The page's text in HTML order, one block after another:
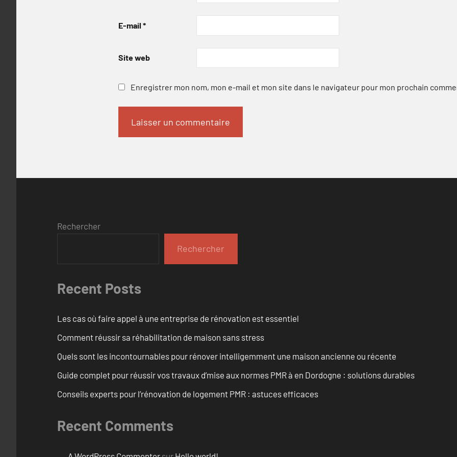
E-mail *
Site web
Enregistrer mon nom, mon e-mail et mon site dans le navigateur pour mon prochain
Rechercher
Rechercher
Recent Posts
Les cas où faire appel à une entreprise de rénovation est essentiel
Comment réussir sa réhabilitation de maison sans stress
Quels sont les incontournables pour rénover intelligemment une maison ancienne ou récente
Guide complet pour réussir vos travaux d’mise aux normes PMR à en Dordogne : solutions durables
Conseils experts pour l’rénovation de logement PMR : astuces efficaces
Recent Comments